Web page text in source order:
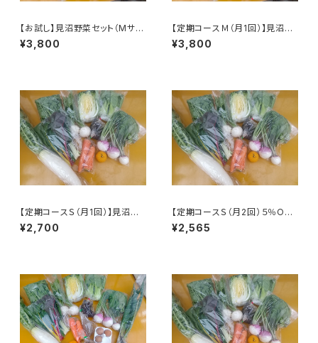
【お試し】見沼野菜セット（Mサイ
ズ／単発）
¥3,800
【定期コースＭ（月1回）】見沼野
菜セット（Ｍサイズ） ※火曜ま
たは木曜発送
¥3,800
【定期コースＳ（月1回）】見沼野
菜セット（Sサイズ） ※火曜また
は木曜発送
¥2,700
【定期コースＳ（月2回）５％OF
F】見沼野菜セット（Sサイズ）
※火曜または木曜発送
¥2,565